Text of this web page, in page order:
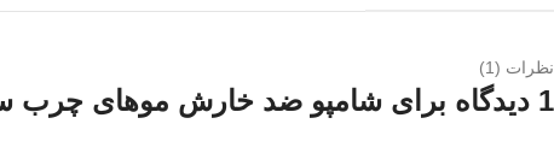
نظرات (1)
1 دیدگاه برای شامپو ضد خارش موهای چرب